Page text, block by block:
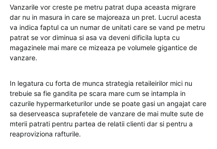
Vanzarile vor creste pe metru patrat dupa aceasta migrare
dar nu in masura in care se majoreaza un pret. Lucrul acesta
va indica faptul ca un numar de unitati care se vand pe metru
patrat se vor diminua si asa va deveni dificila lupta cu
magazinele mai mare ce mizeaza pe volumele gigantice de
vanzare.
In legatura cu forta de munca strategia retaileirilor mici nu
trebuie sa fie gandita pe scara mare cum se intampla in
cazurile hypermarketurilor unde se poate gasi un angajat care
sa deserveasca suprafetele de vanzare de mai multe sute de
mterii patrati pentru partea de relatii clienti dar si pentru a
reaproviziona rafturile.